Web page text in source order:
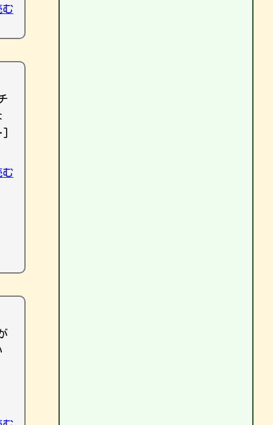
む
む